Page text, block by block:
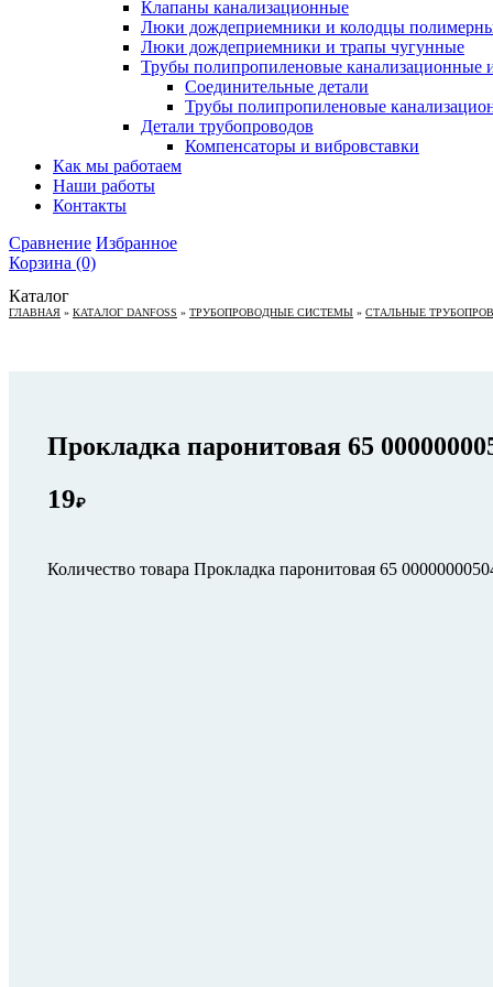
Клапаны канализационные
Люки дождеприемники и колодцы
Люки дождеприемники и трапы чугунные
Трубы полипропиленовые канализационные
Соединительные детали
Трубы полипропиленовые
Детали трубопроводов
Компенсаторы и вибровставки
Как мы работаем
Наши работы
Контакты
Сравнение Избранное
Корзина (0)
Каталог
ГЛАВНАЯ » КАТАЛОГ DANFOSS » ТРУБОПРОВОДНЫЕ СИСТЕМЫ » СТАЛЬНЫЕ
Прокладка паронитовая 65
19₽
Количество товара Прокладка паронитовая 65